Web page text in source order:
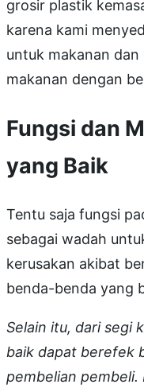
grosir plastik
karena kami
untuk makanan
makanan dengan
Fungsi dan
yang Baik
Tentu saja fungsi
sebagai wadah
kerusakan akibat
benda-benda yang
Selain itu, dari segi
baik dapat berefek
pembelian pembeli.